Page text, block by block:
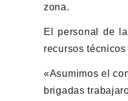
zona.
El personal de
recursos
«Asumimos el
brigadas